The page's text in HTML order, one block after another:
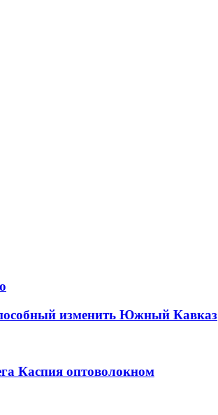
изменить Южный Кавказ
Каспия оптоволокном